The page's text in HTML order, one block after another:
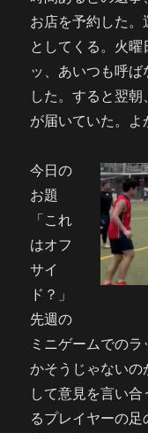
お店を予約した
としてくる。火
ッ、あいつも呼
した。すると翌
が届いていた。よ
今日の
お題
「これ
はオフ
サイ
ド？」
先週の
ミニゲームでの
かそうじゃないの
して意見を言い
るプレイヤーの